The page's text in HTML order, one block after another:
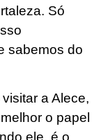
Só
sabemos do
a Alece,
o papel